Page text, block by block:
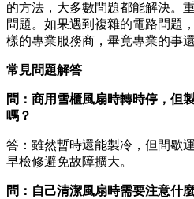
的方法，大多數問題都能解決。
問題。如果遇到複雜的電路問題
樣的專業服務商，畢竟專業的事
常見問題解答
問：商用雪櫃風扇時轉時停，但
嗎？
答：雖然暫時還能製冷，但間歇
早檢修避免故障擴大。
問：自己清潔風扇時需要注意什